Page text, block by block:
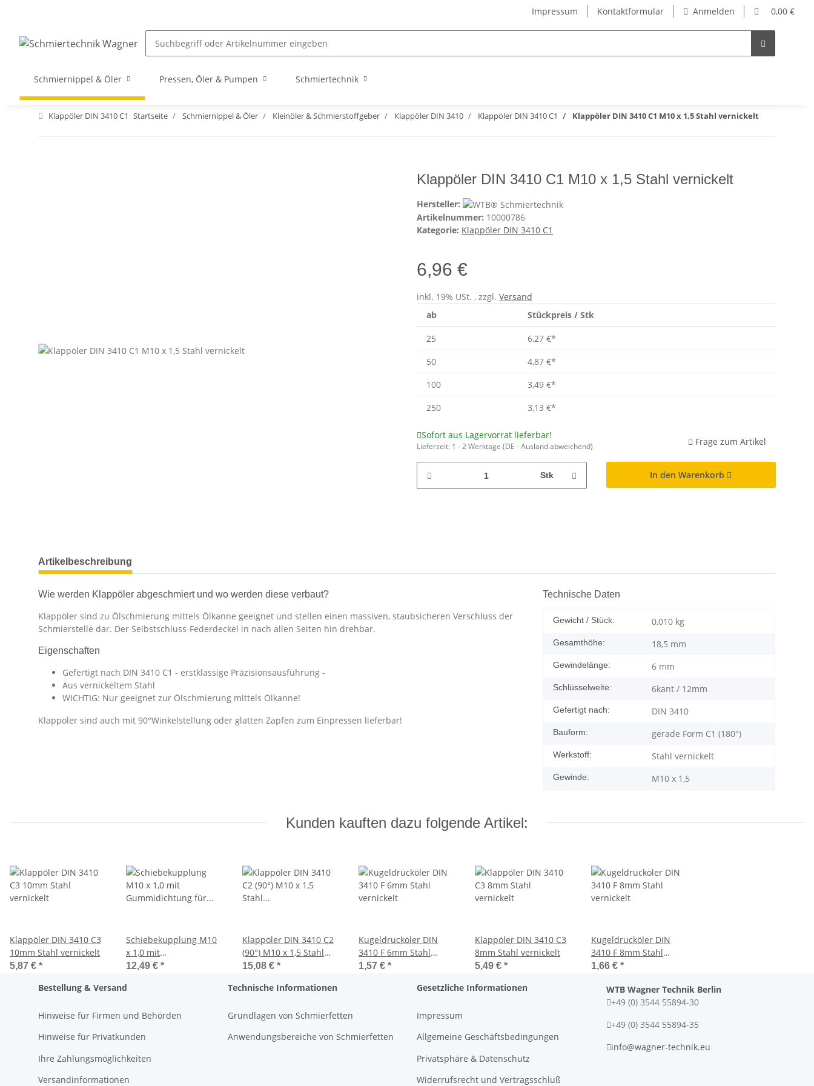
Impressum Kontaktformular Anmelden 0,00 €
Schmiernippel & Öler Pressen, Öler & Pumpen Schmiertechnik
Klappöler DIN 3410 C1 Startseite Schmiernippel & Öler Kleinöler & Schmierstoffgeber Klappöler DIN 3410 Klappöler DIN 3410 C1 Klappöler DIN 3410 C1 M10 x 1,5 Stahl vernickelt
Klappöler DIN 3410 C1 M10 x 1,5 Stahl vernickelt
Hersteller:
Artikelnummer: 10000786
Kategorie: Klappöler DIN 3410 C1
6,96 €
inkl. 19% USt. , zzgl. Versand
ab
Stückpreis / Stk
25 6,27 €*
50
4,87 €*
100
3,49 €*
250
3,13 €*
Sofort aus Lagervorrat lieferbar!
Lieferzeit: 1 - 2 Werktage (DE - Ausland abweichend) Frage zum Artikel
Stk In den Warenkorb
Artikelbeschreibung
Wie werden Klappöler abgeschmiert und wo werden diese verbaut?
Klappöler sind zu Ölschmierung mittels Ölkanne geeignet und stellen einen massiven, staubsicheren Verschluss der
Schmierstelle dar. Der Selbstschluss-Federdeckel in nach allen Seiten hin drehbar.
Eigenschaften
Gefertigt nach DIN 3410 C1 - erstklassige Präzisionsausführung -
Aus vernickeltem Stahl
WICHTIG: Nur geeignet zur Ölschmierung mittels Ölkanne!
Klappöler sind auch mit 90°Winkelstellung oder glatten Zapfen zum Einpressen lieferbar!
Technische Daten
Gewicht / Stück: 0,010 kg
Gesamthöhe: 18,5 mm
Gewindelänge: 6 mm
Schlüsselweite: 6kant / 12mm
Gefertigt nach: DIN 3410
Bauform: gerade Form C1 (180°)
Werkstoff: Stahl vernickelt
Gewinde: M10 x 1,5
Kunden kauften dazu folgende Artikel:
Klappöler DIN 3410 C3
10mm Stahl vernickelt
5,87 € *
Schiebekupplung M10
x 1,0 mit
Gummidichtung für
T1 (Ø16mm)
12,49 € *
Klappöler DIN 3410 C2
(90°) M10 x 1,5 Stahl
vernickelt
15,08 € *
Kugeldrucköler DIN
3410 F 6mm Stahl
vernickelt
1,57 € *
Klappöler DIN 3410 C3
8mm Stahl vernickelt
5,49 € *
Kugeldrucköler DIN
3410 F 8mm Stahl
vernickelt
1,66 € *
Bestellung & Versand
Hinweise für Firmen und Behörden
Hinweise für Privatkunden
Ihre Zahlungsmöglichkeiten
Versandinformationen
Technische Informationen
Grundlagen von Schmierfetten
Anwendungsbereiche von Schmierfetten
Gesetzliche Informationen
Impressum
Allgemeine Geschäftsbedingungen
Privatsphäre & Datenschutz
Widerrufsrecht und Vertragsschluß
WTB Wagner Technik Berlin
+49 (0) 3544 55894-30
+49 (0) 3544 55894-35
info@wagner-technik.eu